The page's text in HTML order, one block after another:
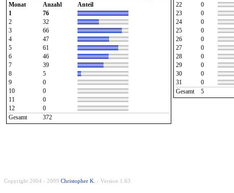
Monat
Anzahl
Anteil
1
76
2
32
3
66
4
47
5
61
6
46
7
39
8
5
9
0
10
0
11
0
12
0
Gesamt
372
22
0
23
0
24
0
25
0
26
0
27
0
28
0
29
0
30
0
31
0
Gesamt
5
Copyright 2004 - 2009 Christopher K. - Version 1.63